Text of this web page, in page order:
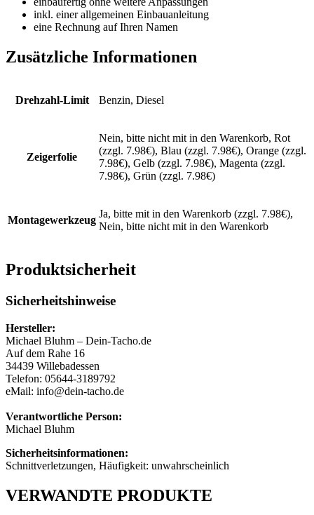
inkl. einer allgemeinen Einbauanleitung
eine Rechnung auf Ihren Namen
Zusätzliche Informationen
Drehzahl-Limit Benzin, Diesel
Zeigerfolie
Nein, bitte nicht mit in den Warenkorb, Rot
(zzgl. 7.98€), Blau (zzgl. 7.98€), Orange (zzgl.
7.98€), Gelb (zzgl. 7.98€), Magenta (zzgl.
7.98€), Grün (zzgl. 7.98€)
Montagewerkzeug
Ja, bitte mit in den Warenkorb (zzgl. 7.98€),
Nein, bitte nicht mit in den Warenkorb
Produktsicherheit
Sicherheitshinweise
Hersteller:
Michael Bluhm – Dein-Tacho.de
Auf dem Rahe 16
34439 Willebadessen
Telefon: 05644-3189792
eMail: info@dein-tacho.de
Verantwortliche Person:
Michael Bluhm
Sicherheitsinformationen:
Schnittverletzungen, Häufigkeit: unwahrscheinlich
VERWANDTE PRODUKTE